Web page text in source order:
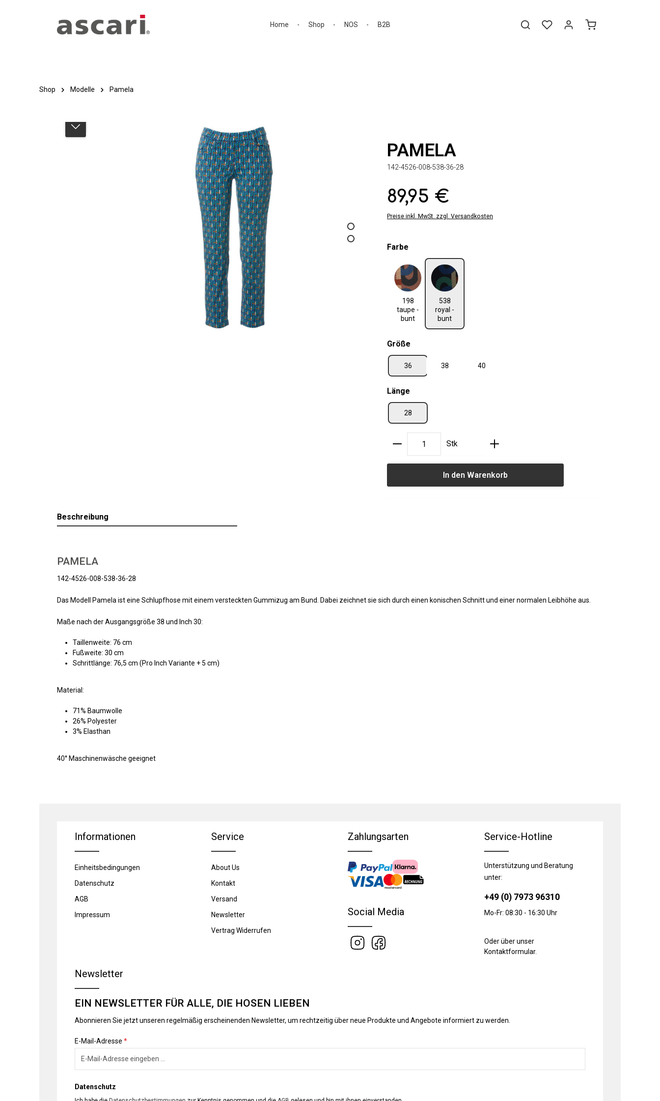
Home
Shop NOS B2B
Shop Modelle Pamela
PAMELA
142-4526-008-538-36-28
Regulärer Preis:
89,95 €
Preise inkl. MwSt. zzgl. Versandkosten
Farbe
198
taupe -
bunt
198 taupe - bunt
538
royal -
bunt
538 royal - bunt
Größe
36 38 40
Länge
28
Produkt Anzahl: Gib den gewünschten Wert ein
Stk
In den Warenkorb
Beschreibung
PAMELA
142-4526-008-538-36-28
Das Modell Pamela ist eine Schlupfhose mit einem versteckten Gummizug am Bund. Dabei zeichnet sie sich durch einen konischen Schnitt und einer normalen Leibhöhe aus.
Maße nach der Ausgangsgröße 38 und Inch 30:
Taillenweite: 76 cm
Fußweite: 30 cm
Schrittlänge: 76,5 cm (Pro Inch Variante + 5 cm)
Material:
71% Baumwolle
26% Polyester
3% Elasthan
40° Maschinenwäsche geeignet
Informationen
Einheitsbedingungen
Datenschutz
AGB
Impressum
Service
About Us
Kontakt
Versand
Newsletter
Vertrag Widerrufen
Zahlungsarten
Social Media
Service-Hotline
Unterstützung und Beratung
unter:
+49 (0) 7973 96310
Mo-Fr: 08:30 - 16:30 Uhr
Oder über unser
Kontaktformular.
Newsletter
EIN NEWSLETTER FÜR ALLE, DIE HOSEN LIEBEN
Abonnieren Sie jetzt unseren regelmäßig erscheinenden Newsletter, um rechtzeitig über neue Produkte und Angebote informiert zu werden.
E-Mail-Adresse *
Datenschutz